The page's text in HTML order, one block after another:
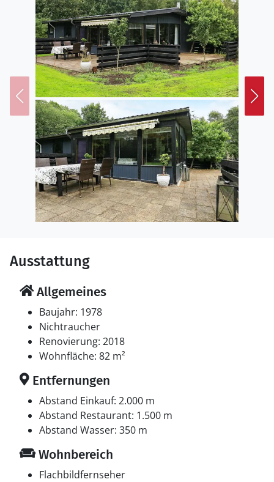
Ausstattung
Allgemeines
Baujahr: 1978
Nichtraucher
Renovierung: 2018
Wohnfläche: 82 m²
Entfernungen
Abstand Einkauf: 2.000 m
Abstand Restaurant: 1.500 m
Abstand Wasser: 350 m
Wohnbereich
Flachbildfernseher